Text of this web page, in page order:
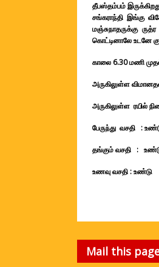
தீபஸ்தம்பம்
சங்கராந்தி இங்கு
மஞ்சுநாதருக்கு
கொட்டினாலே உடனே
காலை 6.30 மணி
அருகிலுள்ள
அருகிலுள்ள ரயில்
பேருந்து வசதி :
தங்கும் வசதி :
உணவு வசதி :உண்டு
Mail this